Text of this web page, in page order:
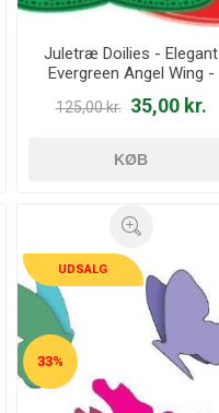
Juletræ Doilies - Elegant
Evergreen Angel Wing -
125,00 kr. 35,00 kr.
KØB
UDSALG
33%